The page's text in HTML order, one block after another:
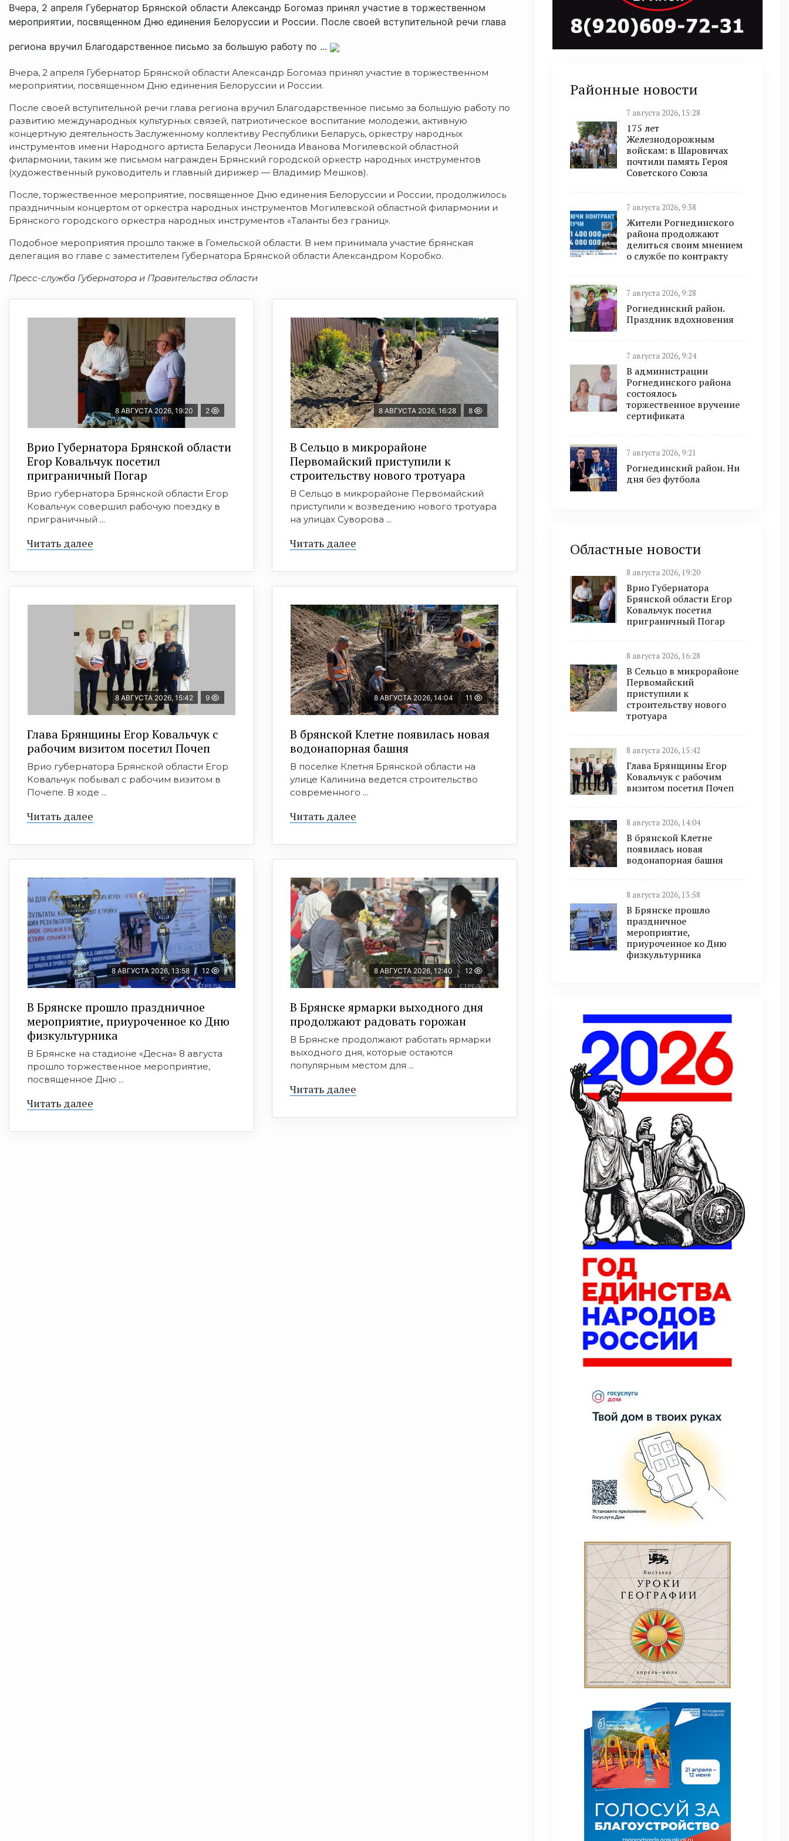
Вчера, 2 апреля Губернатор Брянской области Александр Богомаз принял участие в торжественном
мероприятии, посвященном Дню единения Белоруссии и России. После своей вступительной речи глава
региона вручил Благодарственное письмо за большую работу по ...
Вчера, 2 апреля Губернатор Брянской области Александр Богомаз принял участие в торжественном
мероприятии, посвященном Дню единения Белоруссии и России.
После своей вступительной речи глава региона вручил Благодарственное письмо за большую работу по
развитию международных культурных связей, патриотическое воспитание молодежи, активную
концертную деятельность Заслуженному коллективу Республики Беларусь, оркестру народных
инструментов имени Народного артиста Беларуси Леонида Иванова Могилевской областной
филармонии, таким же письмом награжден Брянский городской оркестр народных инструментов
(художественный руководитель и главный дирижер — Владимир Мешков).
После, торжественное мероприятие, посвященное Дню единения Белоруссии и России, продолжилось
праздничным концертом от оркестра народных инструментов Могилевской областной филармонии и
Брянского городского оркестра народных инструментов «Таланты без границ».
Подобное мероприятия прошло также в Гомельской области. В нем принимала участие брянская
делегация во главе с заместителем Губернатора Брянской области Александром Коробко.
Пресс-служба Губернатора и Правительства области
8 АВГУСТА 2026, 19:20 2
Врио Губернатора Брянской области
Егор Ковальчук посетил
приграничный Погар
Врио губернатора Брянской области Егор
Ковальчук совершил рабочую поездку в
приграничный ...
Читать далее
8 АВГУСТА 2026, 16:28 8
В Сельцо в микрорайоне
Первомайский приступили к
строительству нового тротуара
В Сельцо в микрорайоне Первомайский
приступили к возведению нового тротуара
на улицах Суворова ...
Читать далее
8 АВГУСТА 2026, 15:42 9
Глава Брянщины Егор Ковальчук с
рабочим визитом посетил Почеп
Врио губернатора Брянской области Егор
Ковальчук побывал с рабочим визитом в
Почепе. В ходе ...
Читать далее
8 АВГУСТА 2026, 14:04 11
В брянской Клетне появилась новая
водонапорная башня
В поселке Клетня Брянской области на
улице Калинина ведется строительство
современного ...
Читать далее
8 АВГУСТА 2026, 13:58 12
В Брянске прошло праздничное
мероприятие, приуроченное ко Дню
физкультурника
В Брянске на стадионе «Десна» 8 августа
прошло торжественное мероприятие,
посвященное Дню ...
Читать далее
8 АВГУСТА 2026, 12:40 12
В Брянске ярмарки выходного дня
продолжают радовать горожан
В Брянске продолжают работать ярмарки
выходного дня, которые остаются
популярным местом для ...
Читать далее
Районные новости
7 августа 2026, 15:28
175 лет
Железнодорожным
войскам: в Шаровичах
почтили память Героя
Советского Союза
7 августа 2026, 9:38
Жители Рогнединского
района продолжают
делиться своим мнением
о службе по контракту
7 августа 2026, 9:28
Рогнединский район.
Праздник вдохновения
7 августа 2026, 9:24
В администрации
Рогнединского района
состоялось
торжественное вручение
сертификата
7 августа 2026, 9:21
Рогнединский район. Ни
дня без футбола
Областные новости
8 августа 2026, 19:20
Врио Губернатора
Брянской области Егор
Ковальчук посетил
приграничный Погар
8 августа 2026, 16:28
В Сельцо в микрорайоне
Первомайский
приступили к
строительству нового
тротуара
8 августа 2026, 15:42
Глава Брянщины Егор
Ковальчук с рабочим
визитом посетил Почеп
8 августа 2026, 14:04
В брянской Клетне
появилась новая
водонапорная башня
8 августа 2026, 13:58
В Брянске прошло
праздничное
мероприятие,
приуроченное ко Дню
физкультурника